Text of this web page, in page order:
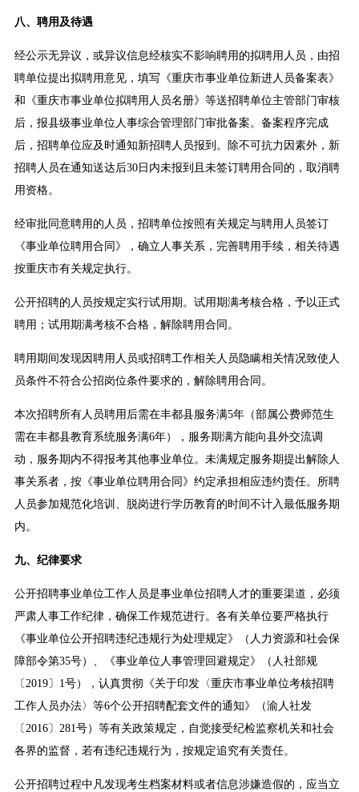
八、聘用及待遇
经公示无异议，或异议信息经核实不影响聘用的拟聘用人员，由招
聘单位提出拟聘用意见，填写《重庆市事业单位新进人员备案表》
和《重庆市事业单位拟聘用人员名册》等送招聘单位主管部门审核
后，报县级事业单位人事综合管理部门审批备案。备案程序完成
后，招聘单位应及时通知新招聘人员报到。除不可抗力因素外，新
招聘人员在通知送达后30日内未报到且未签订聘用合同的，取消聘
用资格。
经审批同意聘用的人员，招聘单位按照有关规定与聘用人员签订
《事业单位聘用合同》，确立人事关系，完善聘用手续，相关待遇
按重庆市有关规定执行。
公开招聘的人员按规定实行试用期。试用期满考核合格，予以正式
聘用；试用期满考核不合格，解除聘用合同。
聘用期间发现因聘用人员或招聘工作相关人员隐瞒相关情况致使人
员条件不符合公招岗位条件要求的，解除聘用合同。
本次招聘所有人员聘用后需在丰都县服务满5年（部属公费师范生
需在丰都县教育系统服务满6年），服务期满方能向县外交流调
动，服务期内不得报考其他事业单位。未满规定服务期提出解除人
事关系者，按《事业单位聘用合同》约定承担相应违约责任。所聘
人员参加规范化培训、脱岗进行学历教育的时间不计入最低服务期
内。
九、纪律要求
公开招聘事业单位工作人员是事业单位招聘人才的重要渠道，必须
严肃人事工作纪律，确保工作规范进行。各有关单位要严格执行
《事业单位公开招聘违纪违规行为处理规定》（人力资源和社会保
障部令第35号）、《事业单位人事管理回避规定》（人社部规
〔2019〕1号），认真贯彻《关于印发〈重庆市事业单位考核招聘
工作人员办法〉等6个公开招聘配套文件的通知》（渝人社发
〔2016〕281号）等有关政策规定，自觉接受纪检监察机关和社会
各界的监督，若有违纪违规行为，按规定追究有关责任。
公开招聘过程中凡发现考生档案材料或者信息涉嫌造假的，应当立